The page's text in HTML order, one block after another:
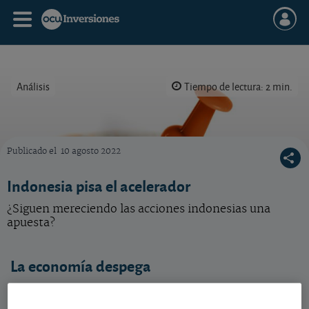
Análisis Tiempo de lectura: 2 min.
Publicado el 10 agosto 2022
Indonesia pisa el acelerador
¿Siguen mereciendo las acciones indonesias una
apuesta?
La economía despega